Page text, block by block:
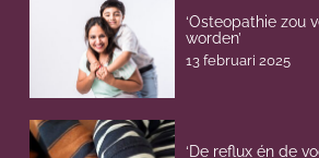
‘Osteopathie zou
worden’
13 februari 2025
‘De reflux én de